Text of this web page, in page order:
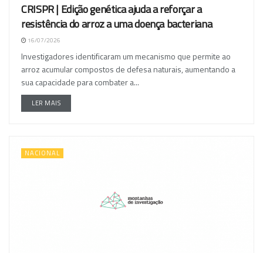
CRISPR | Edição genética ajuda a reforçar a
resistência do arroz a uma doença bacteriana
16/07/2026
Investigadores identificaram um mecanismo que permite ao
arroz acumular compostos de defesa naturais, aumentando a
sua capacidade para combater a...
LER MAIS
NACIONAL